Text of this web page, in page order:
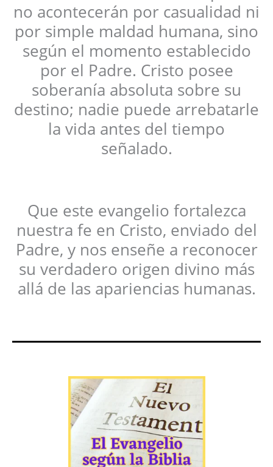
no acontecerán por casualidad ni
por simple maldad humana, sino
según el momento establecido
por el Padre. Cristo posee
soberanía absoluta sobre su
destino; nadie puede arrebatarle
la vida antes del tiempo
señalado.
Que este evangelio fortalezca
nuestra fe en Cristo, enviado del
Padre, y nos enseñe a reconocer
su verdadero origen divino más
allá de las apariencias humanas.